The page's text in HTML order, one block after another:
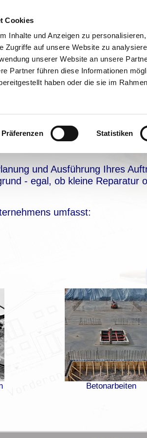
Cookies
Inhalte und Anzeigen zu
Zugriffe auf unsere Website zu
unserer Website an unsere
Partner führen diese Informationen
haben oder die sie im
Präferenzen Statistiken
LEISTUNGEN
und Ausführung Ihres
- egal, ob kleine Reparatur
umfasst:
Betonarbeiten